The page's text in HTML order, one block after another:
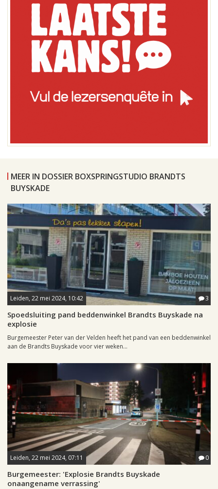
MEER IN DOSSIER BOXSPRINGSTUDIO BRANDTS
BUYSKADE
Leiden, 22 mei 2024, 10:42 3
Spoedsluiting pand beddenwinkel Brandts Buyskade na
explosie
Burgemeester Peter van der Velden heeft het pand van een beddenwinkel
aan de Brandts Buyskade voor vier weken...
Leiden, 22 mei 2024, 07:11 0
Burgemeester: 'Explosie Brandts Buyskade
onaangename verrassing'